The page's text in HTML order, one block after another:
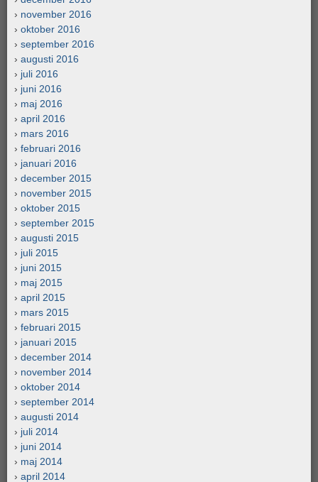
november 2016
oktober 2016
september 2016
augusti 2016
juli 2016
juni 2016
maj 2016
april 2016
mars 2016
februari 2016
januari 2016
december 2015
november 2015
oktober 2015
september 2015
augusti 2015
juli 2015
juni 2015
maj 2015
april 2015
mars 2015
februari 2015
januari 2015
december 2014
november 2014
oktober 2014
september 2014
augusti 2014
juli 2014
juni 2014
maj 2014
april 2014